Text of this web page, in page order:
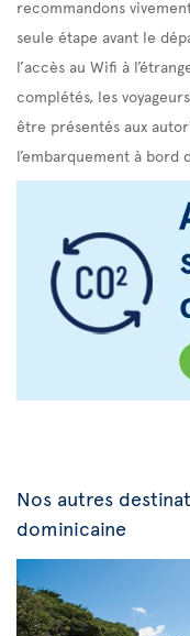
recommandons
seule étape avant le
l’accès au Wifi à
complétés, les
être présentés aux
l’embarquement à bord
Nos autres
dominicaine